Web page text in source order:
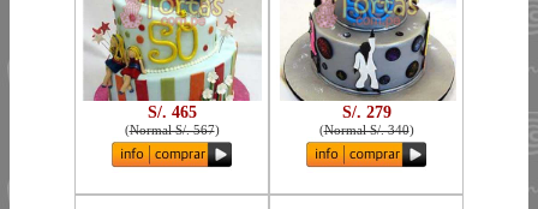
S/. 465
(Normal S/. 567)
S/. 279
(Normal S/. 340)